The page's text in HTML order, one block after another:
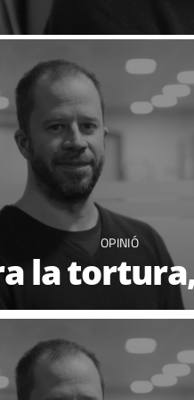
OPINIÓ
la